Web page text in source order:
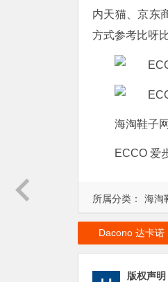
所属分类： 海淘
内天猫、京东
方式参考比呀
海淘鞋子
ECCO 爱
Dacono 达卡诺
版权声明